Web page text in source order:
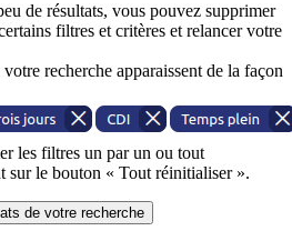
de résultats, vous pouvez supprimer
filtres et critères et relancer votre
recherche apparaissent de la façon
les filtres un par un ou tout
sur le bouton « Tout réinitialiser ».
de votre recherche